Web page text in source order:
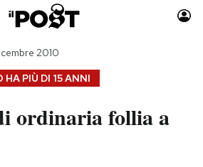
Auto
Moda
HA PIÙ DI 15 ANNI
2010
ordinaria follia a